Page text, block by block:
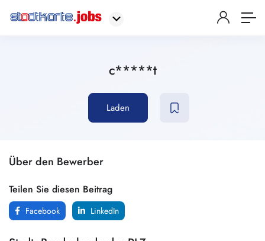
c*****t
Laden
Über den Bewerber
Teilen Sie diesen Beitrag
Facebook LinkedIn